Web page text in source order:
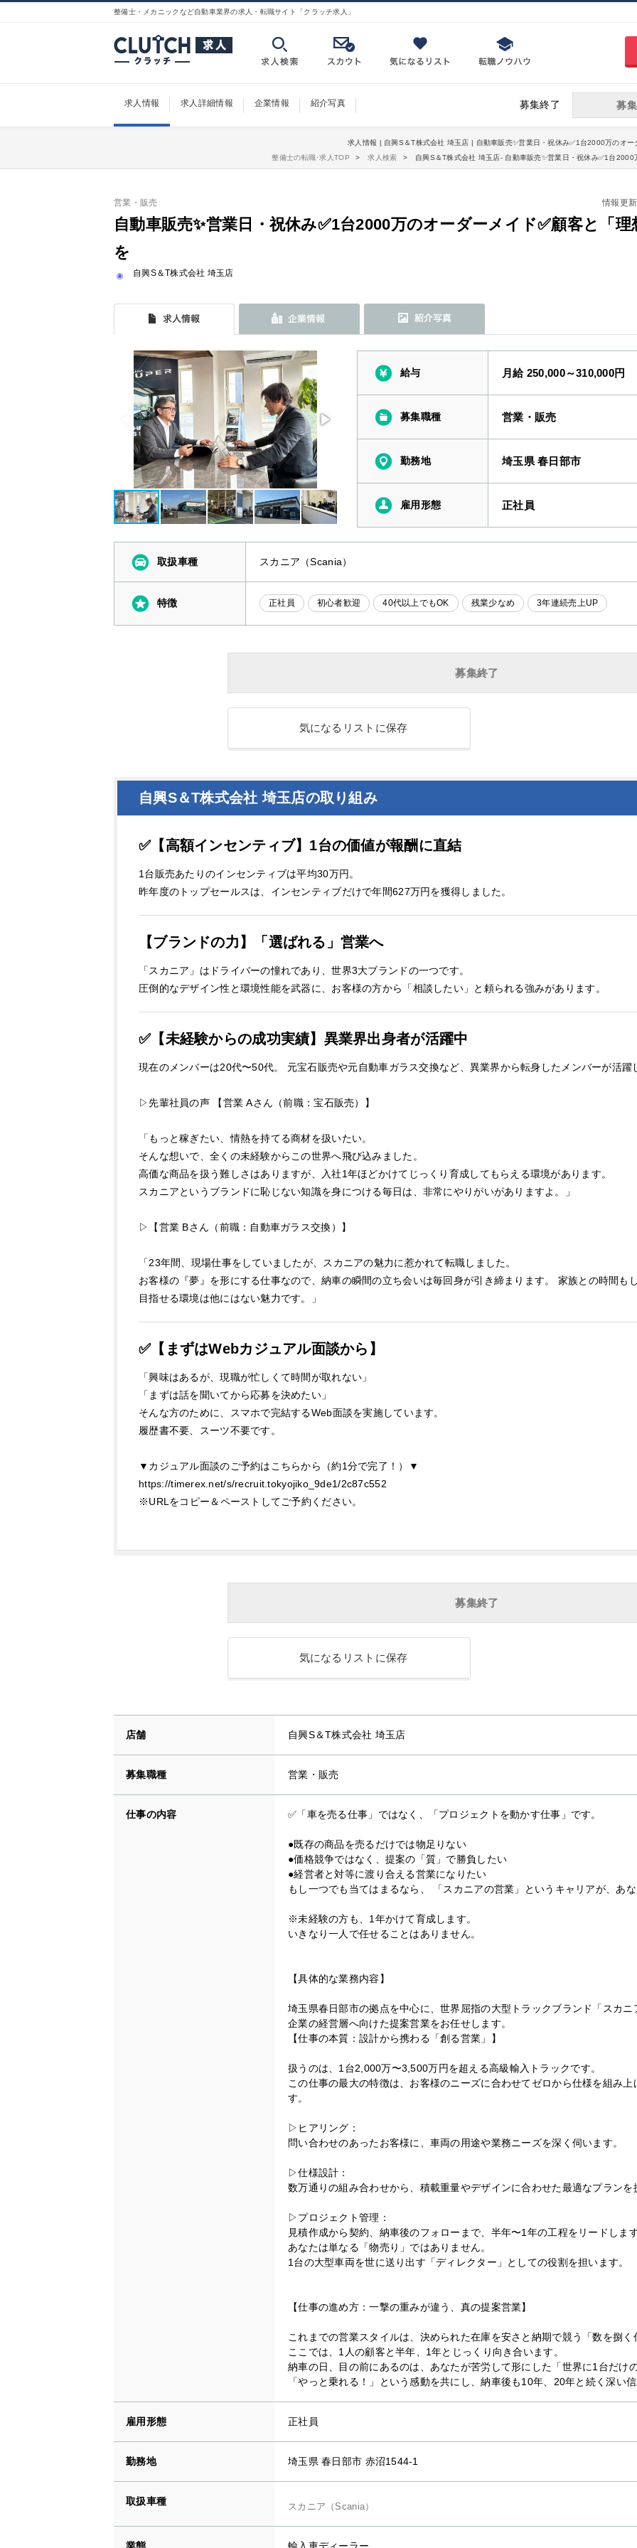
整備士・メカニックなど自動車業界の求人・転職サイト「クラッチ求人」
求人情報 求人詳細情報 企業情報 紹介写真 募
募集終了
求人情報 | 自興S＆T株式会社 埼玉店 | 自動車販売✨営業日・祝休み✅1台2000万のオ
整備士の転職･求人TOP
求人検索 自興S＆T株式会社 埼玉店- 自動車販売✨営業日・祝休み✅1台
情報更
営業・販売
自動車販売✨営業日・祝休み✅1台2000万のオーダーメイド✅顧客と「
を
自興S＆T株式会社 埼玉店
給与 月給 250,000～310,000円
募集職種 営業・販売
勤務地 埼玉県 春日部市
雇用形態 正社員
取扱車種 スカニア（Scania）
特徴 正社員 初心者歓迎 40代以上でもOK 残業少なめ 3年連続売上UP
募集終了
気になるリストに保存
自興S＆T株式会社 埼玉店の取り組み
✅【高額インセンティブ】1台の価値が報酬に直結
1台販売あたりのインセンティブは平均30万円。
昨年度のトップセールスは、インセンティブだけで年間627万円を獲得しました。
【ブランドの力】「選ばれる」営業へ
「スカニア」はドライバーの憧れであり、世界3大ブランドの一つです。
圧倒的なデザイン性と環境性能を武器に、お客様の方から「相談したい」と頼られる強みがあります。
✅【未経験からの成功実績】異業界出身者が活躍中
現在のメンバーは20代〜50代。 元宝石販売や元自動車ガラス交換など、異業界から転身したメンバーが活躍
▷先輩社員の声 【営業 Aさん（前職：宝石販売）】
「もっと稼ぎたい、情熱を持てる商材を扱いたい。
そんな想いで、全くの未経験からこの世界へ飛び込みました。
高価な商品を扱う難しさはありますが、入社1年ほどかけてじっくり育成してもらえる環境があります。
スカニアというブランドに恥じない知識を身につける毎日は、非常にやりがいがありますよ。」
▷【営業 Bさん（前職：自動車ガラス交換）】
「23年間、現場仕事をしていましたが、スカニアの魅力に惹かれて転職しました。
お客様の『夢』を形にする仕事なので、納車の瞬間の立ち会いは毎回身が引き締まります。 家族との時間も
目指せる環境は他にはない魅力です。」
✅【まずはWebカジュアル面談から】
「興味はあるが、現職が忙しくて時間が取れない」
「まずは話を聞いてから応募を決めたい」
そんな方のために、スマホで完結するWeb面談を実施しています。
履歴書不要、スーツ不要です。
▼カジュアル面談のご予約はこちらから（約1分で完了！）▼
https://timerex.net/s/recruit.tokyojiko_9de1/2c87c552
※URLをコピー＆ペーストしてご予約ください。
募集終了
気になるリストに保存
店舗 自興S＆T株式会社 埼玉店
募集職種 営業・販売
仕事の内容 ✅「車を売る仕事」ではなく、「プロジェクトを動かす仕事」です。
●既存の商品を売るだけでは物足りない
●価格競争ではなく、提案の「質」で勝負したい
●経営者と対等に渡り合える営業になりたい
もし一つでも当てはまるなら、 「スカニアの営業」というキャリアが、あ
※未経験の方も、1年かけて育成します。
いきなり一人で任せることはありません。
【具体的な業務内容】
埼玉県春日部市の拠点を中心に、世界屈指の大型トラックブランド「スカ
企業の経営層へ向けた提案営業をお任せします。
【仕事の本質：設計から携わる「創る営業」】
扱うのは、1台2,000万〜3,500万円を超える高級輸入トラックです。
この仕事の最大の特徴は、お客様のニーズに合わせてゼロから仕様を組み
す。
▷ヒアリング：
問い合わせのあったお客様に、車両の用途や業務ニーズを深く伺います。
▷仕様設計：
数万通りの組み合わせから、積載重量やデザインに合わせた最適なプランを
▷プロジェクト管理：
見積作成から契約、納車後のフォローまで、半年〜1年の工程をリードします
あなたは単なる「物売り」ではありません。
1台の大型車両を世に送り出す「ディレクター」としての役割を担います。
【仕事の進め方：一撃の重みが違う、真の提案営業】
これまでの営業スタイルは、決められた在庫を安さと納期で競う「数を捌く
ここでは、1人の顧客と半年、1年とじっくり向き合います。
納車の日、目の前にあるのは、あなたが苦労して形にした「世界に1台だけ
「やっと乗れる！」という感動を共にし、納車後も10年、20年と続く深い信
雇用形態 正社員
勤務地 埼玉県 春日部市 赤沼1544-1
取扱車種 スカニア（Scania）
業態 輸入車ディーラー